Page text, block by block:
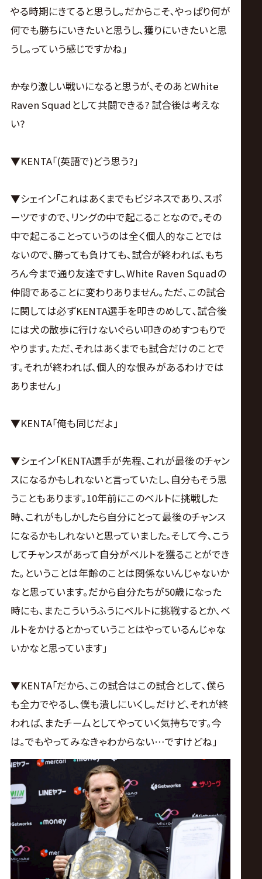
やる時期にきてると思うし｡だからこそ､やっぱり何が
何でも勝ちにいきたいと思うし､獲りにいきたいと思
うし｡っていう感じですかね｣
――かなり激しい戦いになると思うが､そのあとWhite
Raven Squadとして共闘できる? 試合後は考えな
い?
▼KENTA｢(英語で)どう思う?｣
▼シェイン｢これはあくまでもビジネスであり､スポ
ーツですので､リングの中で起こることなので｡その
中で起こることっていうのは全く個人的なことでは
ないので､勝っても負けても､試合が終われば､もち
ろん今まで通り友達ですし､White Raven Squadの
仲間であることに変わりありません｡ただ､この試合
に関しては必ずKENTA選手を叩きのめして､試合後
には犬の散歩に行けないぐらい叩きのめすつもりで
やります｡ただ､それはあくまでも試合だけのことで
す｡それが終われば､個人的な恨みがあるわけでは
ありません｣
▼KENTA｢俺も同じだよ｣
▼シェイン｢KENTA選手が先程､これが最後のチャン
スになるかもしれないと言っていたし､自分もそう思
うこともあります｡10年前にこのベルトに挑戦した
時､これがもしかしたら自分にとって最後のチャンス
になるかもしれないと思っていました｡そして今､こう
してチャンスがあって自分がベルトを獲ることができ
た｡ということは年齢のことは関係ないんじゃないか
なと思っています｡だから自分たちが50歳になった
時にも､またこういうふうにベルトに挑戦するとか､ベ
ルトをかけるとかっていうことはやっているんじゃな
いかなと思っています｣
▼KENTA｢だから､この試合はこの試合として､僕ら
も全力でやるし､僕も潰しにいくし｡だけど､それが終
われば､またチームとしてやっていく気持ちです｡今
は｡でもやってみなきゃわからない…ですけどね｣